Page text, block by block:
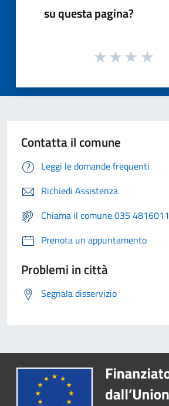
su questa pagina?
Contatta il comune
Leggi le domande frequenti
Richiedi Assistenza
Chiama il comune 035 4816011
Prenota un appuntamento
Problemi in città
Segnala disservizio